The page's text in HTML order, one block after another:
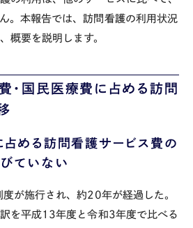
。本報告では、訪問看護の利用状況
概要を説明します。
・国民医療費に占める訪問
める訪問看護サービス費の
ていない
が施行され、約20年が経過した。
を平成13年度と令和3年度で比べる